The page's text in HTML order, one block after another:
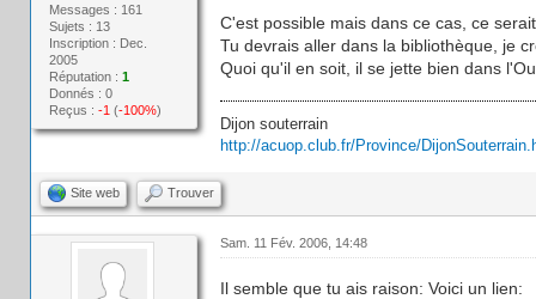
Messages : 161
Sujets : 13
Inscription : Dec.
2005
Réputation :1
Donnés : 0
Reçus :-1 (-100%)
C'est possible mais dans ce cas, ce
Tu devrais aller dans la bibliothèque, je
Quoi qu'il en soit, il se jette bien dans
Dijon souterrain
http://acuop.club.fr/Province/
Site web Trouver
Sam. 11 Fév. 2006, 14:48
Il semble que tu ais raison: Voici un lien: